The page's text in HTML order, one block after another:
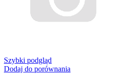
Szybki podgląd
Dodaj do porównania